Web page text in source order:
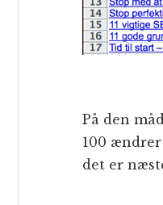
På den
100
det er